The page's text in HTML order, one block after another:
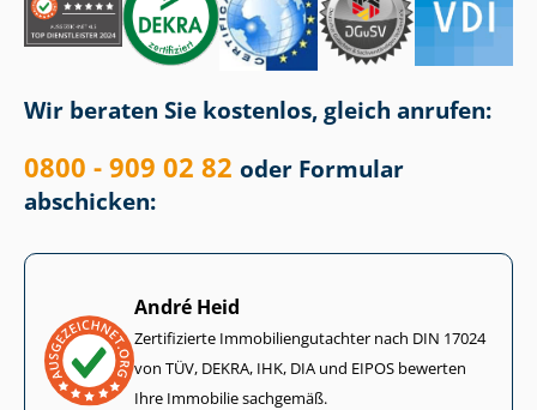
Wir beraten Sie kostenlos, gleich anrufen:
0800 - 909 02 82 oder Formular
abschicken:
André Heid
Zertifizierte Im­mo­bi­li­en­gut­ach­ter nach DIN 17024
von TÜV, DEKRA, IHK, DIA und EIPOS bewerten
Ihre Immobilie sachgemäß.